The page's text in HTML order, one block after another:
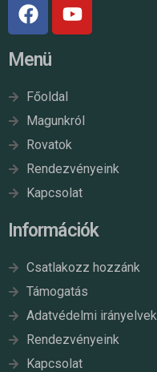
Menü
Főoldal
Magunkról
Rovatok
Rendezvényeink
Kapcsolat
Információk
Csatlakozz hozzánk
Támogatás
Adatvédelmi irányelvek
Rendezvényeink
Kapcsolat